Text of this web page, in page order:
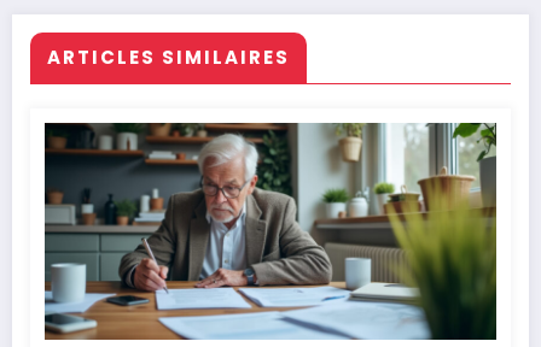
ARTICLES SIMILAIRES